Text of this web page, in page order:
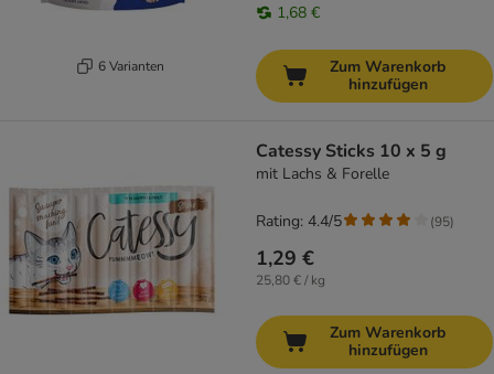
6 Varianten
1,68 €
Zum Warenkorb
hinzufügen
Catessy Sticks 10 x 5 g
mit Lachs & Forelle
1,29 €
25,80 € / kg
Rating: 4.4/5 (95)
Zum Warenkorb
hinzufügen